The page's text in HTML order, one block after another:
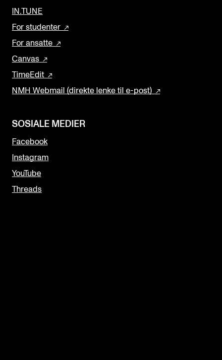
IN.TUNE
For studenter
For ansatte
Canvas
TimeEdit
NMH Webmail (direkte lenke til e-post)
SOSIALE MEDIER
Facebook
Instagram
YouTube
Threads